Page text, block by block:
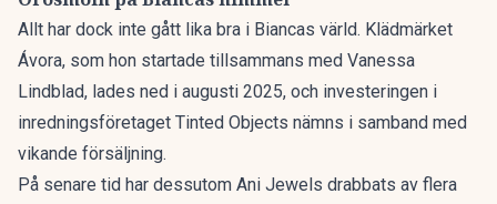
Allt har dock inte gått lika bra i Biancas värld. Klädmärket
Ávora, som hon startade tillsammans med Vanessa
Lindblad, lades ned i augusti 2025, och investeringen i
inredningsföretaget Tinted Objects nämns i samband med
vikande försäljning.
På senare tid har dessutom Ani Jewels drabbats av flera